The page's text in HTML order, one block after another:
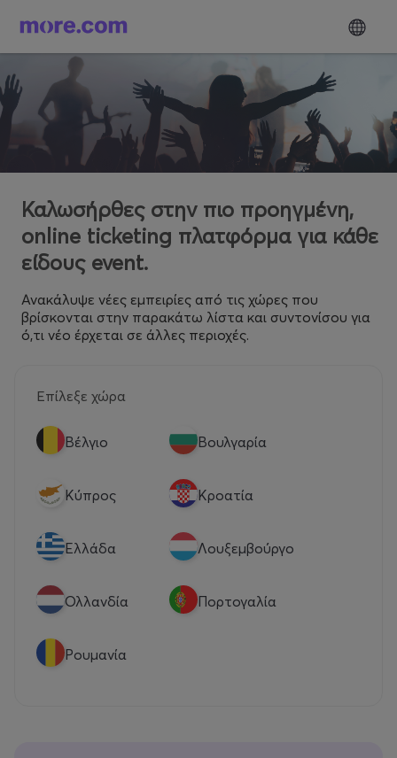
Καλωσήρθες στην πιο προηγμένη,
online ticketing πλατφόρμα για κάθε
είδους event.
Ανακάλυψε νέες εμπειρίες από τις χώρες που
βρίσκονται στην παρακάτω λίστα και συντονίσου για
ό,τι νέο έρχεται σε άλλες περιοχές.
Επίλεξε χώρα
Βέλγιο Βουλγαρία
Κύπρος Κροατία
Eλλάδα Λουξεμβούργο
Ολλανδία Πορτογαλία
Ρουμανία